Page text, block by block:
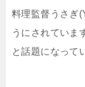
料理監督うさぎ
うにされていま
と話題になって